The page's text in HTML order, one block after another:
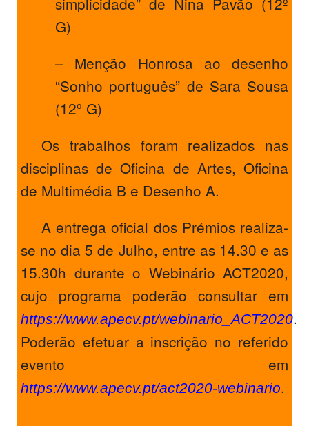
G)
– Menção Honrosa ao desenho
“Sonho português” de Sara Sousa
(12º G)
Os trabalhos foram realizados nas
disciplinas de Oficina de Artes, Oficina
de Multimédia B e Desenho A.
A entrega oficial dos Prémios realiza-
se no dia 5 de Julho, entre as 14.30 e as
15.30h durante o Webinário ACT2020,
cujo programa poderão consultar em
https://www.apecv.pt/webinario_ACT2020.
Poderão efetuar a inscrição no referido
evento em
https://www.apecv.pt/act2020-webinario.